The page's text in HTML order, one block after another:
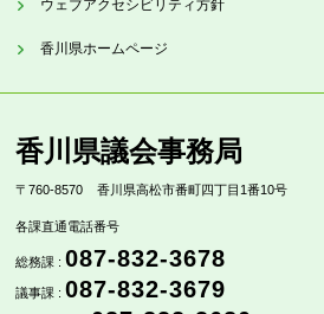
ウェブアクセシビリティ方針
香川県ホームページ
香川県議会事務局
〒760-8570 香川県高松市番町四丁目1番10号
各課直通電話番号
総務課 : 087-832-3678
議事課 : 087-832-3679